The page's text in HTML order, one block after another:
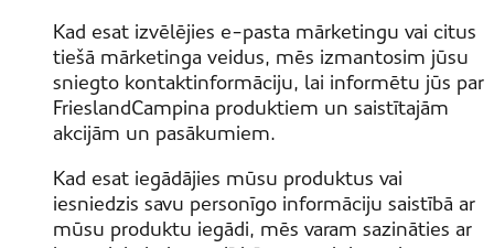
Kad esat izvēlējies e-pasta mārketingu vai citus
tiešā mārketinga veidus, mēs izmantosim jūsu
sniegto kontaktinformāciju, lai informētu jūs par
FrieslandCampina produktiem un saistītajām
akcijām un pasākumiem.
Kad esat iegādājies mūsu produktus vai
iesniedzis savu personīgo informāciju saistībā ar
mūsu produktu iegādi, mēs varam sazināties ar